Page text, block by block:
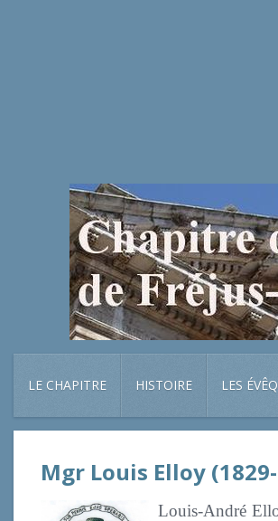
LE CHAPITRE HISTOIRE LES
Mgr Louis Elloy
Louis-André